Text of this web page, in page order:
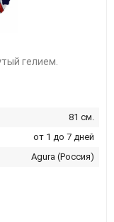
гелием.
81 см.
от 1 до 7 дней
Agura (Россия)